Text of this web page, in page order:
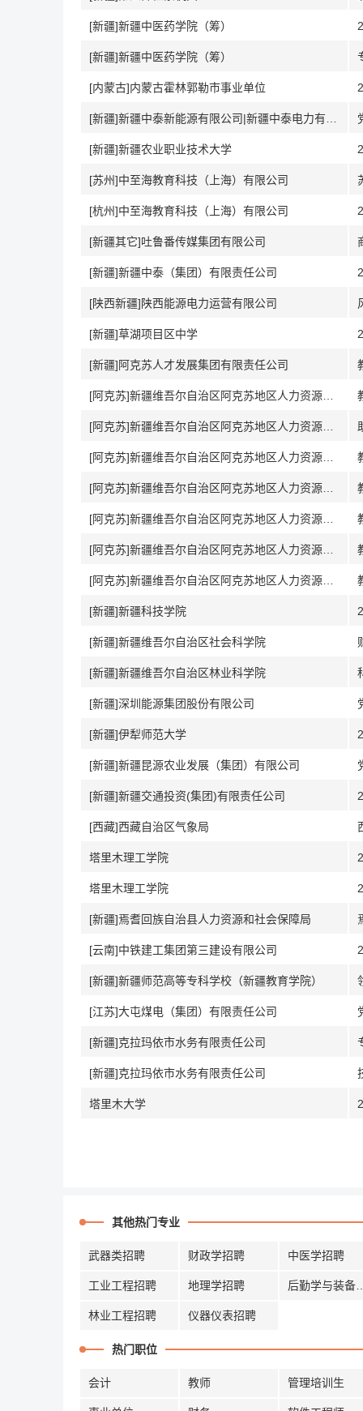
[新疆]新疆中医药学院（筹）
[新疆]新疆中医药学院（筹）
[内蒙古]内蒙古霍林郭勒市事业单位
[新疆]新疆农业职业技术大学
[苏州]中至海教育科技（上海）有限公司
[杭州]中至海教育科技（上海）有限公司
[新疆其它]吐鲁番传媒集团有限公司
[新疆]新疆中泰（集团）有限责任公司
[陕西新疆]陕西能源电力运营有限公司
[新疆]草湖项目区中学
[新疆]阿克苏人才发展集团有限责任公司
[新疆]新疆科技学院
[新疆]新疆维吾尔自治区社会科学院
[新疆]新疆维吾尔自治区林业科学院
[新疆]深圳能源集团股份有限公司
[新疆]伊犁师范大学
[新疆]新疆昆源农业发展（集团）有限公司
[新疆]新疆交通投资(集团)有限责任公司
[西藏]西藏自治区气象局
塔里木理工学院
塔里木理工学院
[新疆]焉耆回族自治县人力资源和社会保障局
[云南]中铁建工集团第三建设有限公司
[新疆]新疆师范高等专科学校（新疆教育学院）
[江苏]大屯煤电（集团）有限责任公司
[新疆]克拉玛依市水务有限责任公司
[新疆]克拉玛依市水务有限责任公司
塔里木大学
其他热门专业
武器类招聘 财政学招聘 中医学招聘
工业工程招聘 地理学招聘
林业工程招聘 仪器仪表招聘
热门职位
会计 教师 管理培训生